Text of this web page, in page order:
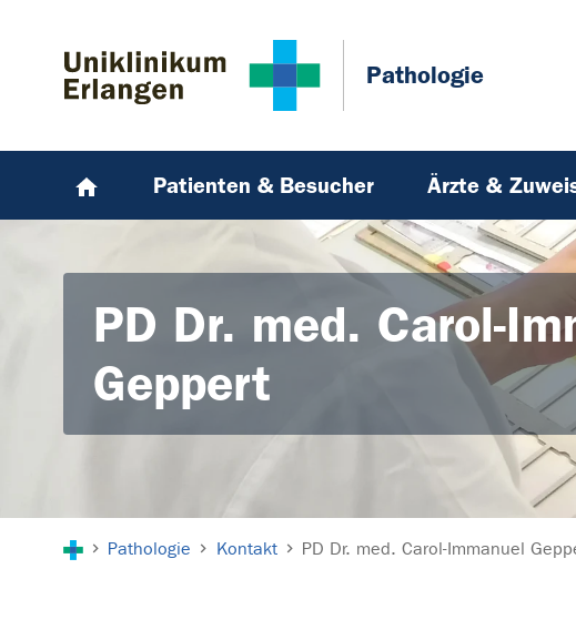
Pathologie
Patienten & Besucher Ärzte &
PD Dr. med. Carol-
Geppert
Pathologie Kontakt PD Dr. med. Carol-Immanuel